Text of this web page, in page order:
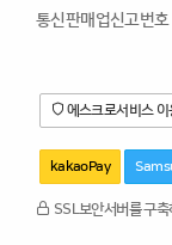
통신판매업신고번
에스크로서비스 이
kakaoPay
SSL보안서버를 구